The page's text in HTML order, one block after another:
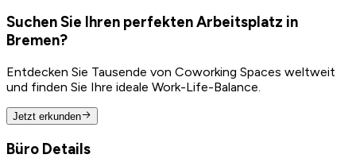
Suchen Sie Ihren perfekten Arbeitsplatz in
Bremen?
Entdecken Sie Tausende von Coworking Spaces weltweit
und finden Sie Ihre ideale Work-Life-Balance.
Jetzt erkunden
Büro Details